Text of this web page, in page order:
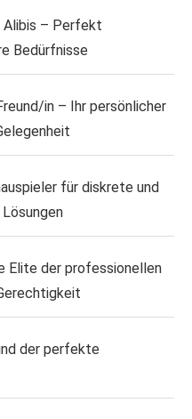
Alibis – Perfekt
Bedürfnisse
in – Ihr persönlicher
für diskrete und
Elite der professionellen
der perfekte